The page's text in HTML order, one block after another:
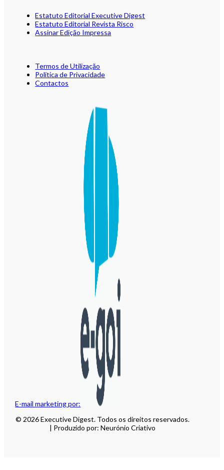
E-mail marketing por:
Estatuto Editorial Executive Digest
Estatuto Editorial Revista Risco
Assinar Edição Impressa
Termos de Utilização
Política de Privacidade
Contactos
© 2026 Executive Digest. Todos os direitos reservados.
| Produzido por: Neurónio Criativo